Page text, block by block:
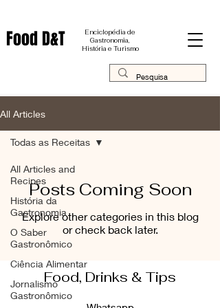
Food D&T
Enciclopédia de
Gastronomia,
História e Turismo
All Articles
All Articles and
Recipes
História da
Gastronomia
O Saber
Gastronômico
Ciência Alimentar
Jornalismo
Gastronômico
Todas as Receitas
Posts Coming Soon
Explore other categories in this blog
or check back later.
Food, Drinks & Tips